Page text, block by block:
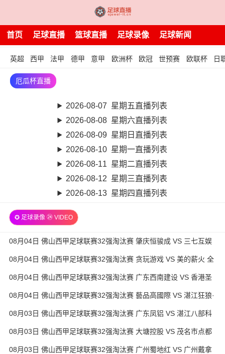
首页 足球直播 篮球直播 足球录像 足球新闻
英超 西甲 法甲 德甲 意甲 欧洲杯 欧冠 世预赛 欧联杯 日
厄瓜杯直播
2026-08-07 星期五直播列表
2026-08-08 星期六直播列表
2026-08-09 星期日直播列表
2026-08-10 星期一直播列表
2026-08-11 星期二直播列表
2026-08-12 星期三直播列表
2026-08-13 星期四直播列表
✪ 足球录像 ㉔ VIDEO
08月04日 佛山西甲足球联赛32强淘汰赛 肇庆恒骏成 VS 三七互娱
全场录像
08月04日 佛山西甲足球联赛32强淘汰赛 贪玩游戏 VS 美的薪火 全
场录像
08月04日 佛山西甲足球联赛32强淘汰赛 广东西南建设 VS 香港圣
徒 全场录像
08月04日 佛山西甲足球联赛32强淘汰赛 藝品高國際 VS 湛江狂狼·
粵辉能源 全场录像
08月03日 佛山西甲足球联赛32强淘汰赛 广东凤铝 VS 湛江八部科
技 全场录像
08月03日 佛山西甲足球联赛32强淘汰赛 大塘控股 VS 茂名市点都
得 全场录像
08月03日 佛山西甲足球联赛32强淘汰赛 广州蜀地红 VS 广州戴拿